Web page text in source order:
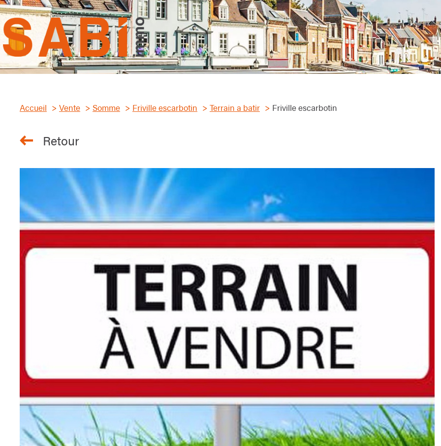
Accueil Vente Somme Friville escarbotin Terrain a batir Friville escarbotin
Retour